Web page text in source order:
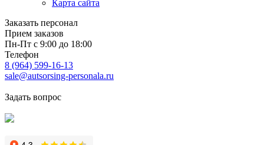
Карта сайта
Заказать персонал
Прием заказов
Пн-Пт с 9:00 до 18:00
Телефон
8 (964) 599-16-13
sale@autsorsing-personala.ru
Задать вопрос